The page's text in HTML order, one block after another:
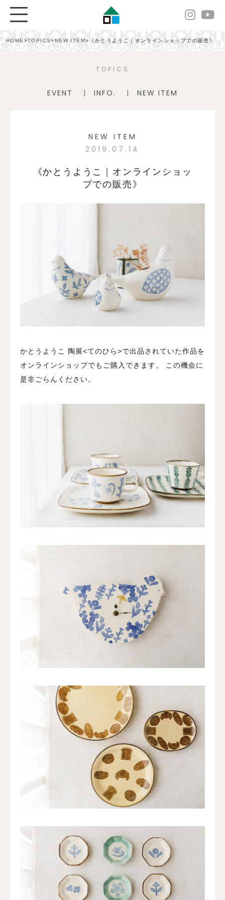
HOME>TOPICS>NEW ITEM>《かとうようこ｜オンラインショップでの販売》
TOPICS
EVENT INFO. NEW ITEM
NEW ITEM
2019.07.14
《かとうようこ｜オンラインショッ
プでの販売》
かとうようこ 陶展<てのひら>で出品されていた作品を
オンラインショップでもご購入できます。
この機会に
是非ごらんください。